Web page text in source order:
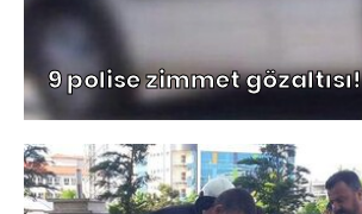
9 polise zimmet gözaltısı!